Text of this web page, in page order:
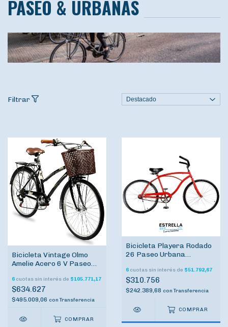
PASEO & URBANAS
Filtrar
Bicicleta Vintage Olmo
Amelie Acero 6 V Paseo
6 cuotas sin interés de $105.771,17
$634.627
$495.009,06 con Transferencia
COMPRAR
Bicicleta Playera Rodado
26 Paseo Urbana
6 cuotas sin interés de $51.792,67
$310.756
$242.389,68 con Transferencia
COMPRAR